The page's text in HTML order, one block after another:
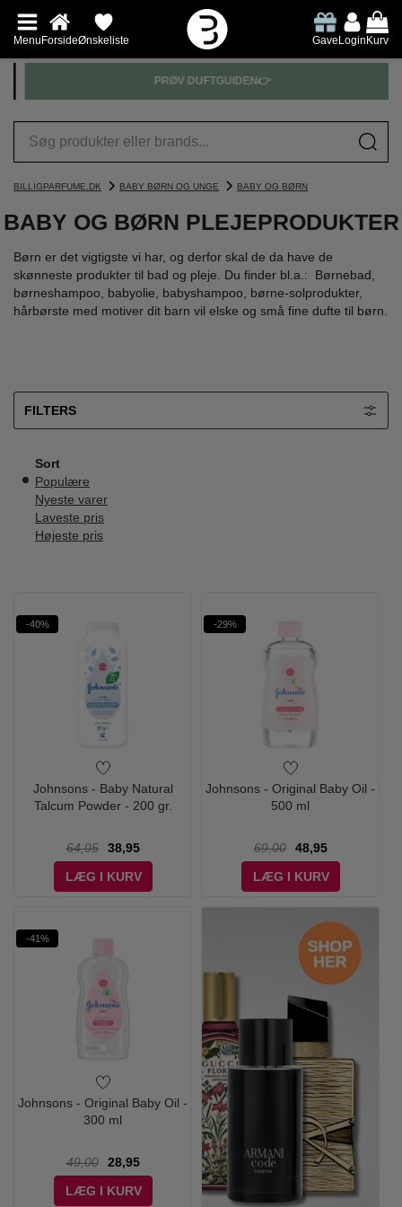
MenuForsideØnskeliste GaveLoginKurv
PRØV DUFTGUIDEN👉
BILLIGPARFUME.DK BABY BØRN OG UNGE BABY OG BØRN
BABY OG BØRN PLEJEPRODUKTER
Børn er det vigtigste vi har, og derfor skal de da have de
skønneste produkter til bad og pleje. Du finder bl.a.: Børnebad,
børneshampoo, babyolie, babyshampoo, børne-solprodukter,
hårbørste med motiver dit barn vil elske og små fine dufte til børn.
FILTERS
Sort
Populære
Nyeste varer
Laveste pris
Højeste pris
-40%
Johnsons - Baby Natural
Talcum Powder - 200 gr.
64,95
38,95
LÆG I KURV
-29%
Johnsons - Original Baby Oil -
500 ml
69,00
48,95
LÆG I KURV
-41%
Johnsons - Original Baby Oil -
300 ml
49,00
28,95
LÆG I KURV